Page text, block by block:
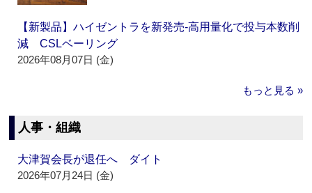
【新製品】ハイゼントラを新発売‐高用量化で投与本数削
減 CSLベーリング
2026年08月07日 (金)
もっと見る »
人事・組織
大津賀会長が退任へ ダイト
2026年07月24日 (金)